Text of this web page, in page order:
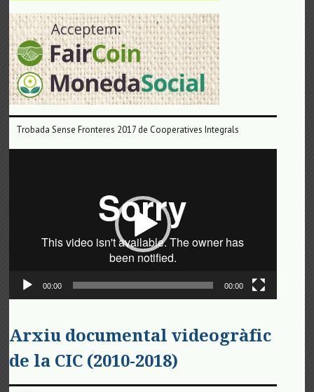
Trobada Sense Fronteres 2017 de Cooperatives Integrals
00:00 00:00
Arxiu documental videogràfic
de la CIC (2010-2018)